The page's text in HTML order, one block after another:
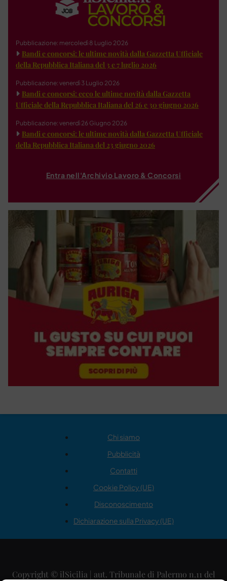
Pubblicazione: mercoledì 8 Luglio 2026
Bandi e concorsi: le ultime novità dalla Gazzetta Ufficiale
della Repubblica Italiana del 3 e 7 luglio 2026
Pubblicazione: venerdì 3 Luglio 2026
Bandi e concorsi: ecco le ultime novità dalla Gazzetta
Ufficiale della Repubblica Italiana del 26 e 30 giugno 2026
Pubblicazione: venerdì 26 Giugno 2026
Bandi e concorsi: le ultime novità dalla Gazzetta Ufficiale
della Repubblica Italiana del 23 giugno 2026
Entra nell'Archivio Lavoro & Concorsi
Chi siamo
Pubblicità
Contatti
Cookie Policy (UE)
Disconoscimento
Dichiarazione sulla Privacy (UE)
Copyright © ilSicilia | aut. Tribunale di Palermo n.11 del